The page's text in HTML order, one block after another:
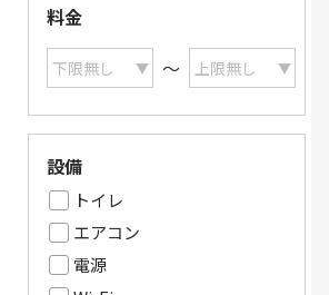
料金
〜
設備
トイレ
エアコン
電源